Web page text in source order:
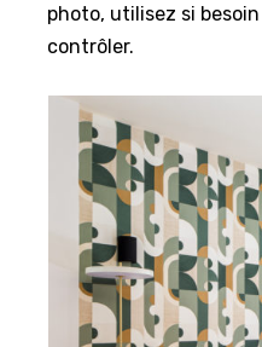
photo, utilisez si
contrôler.